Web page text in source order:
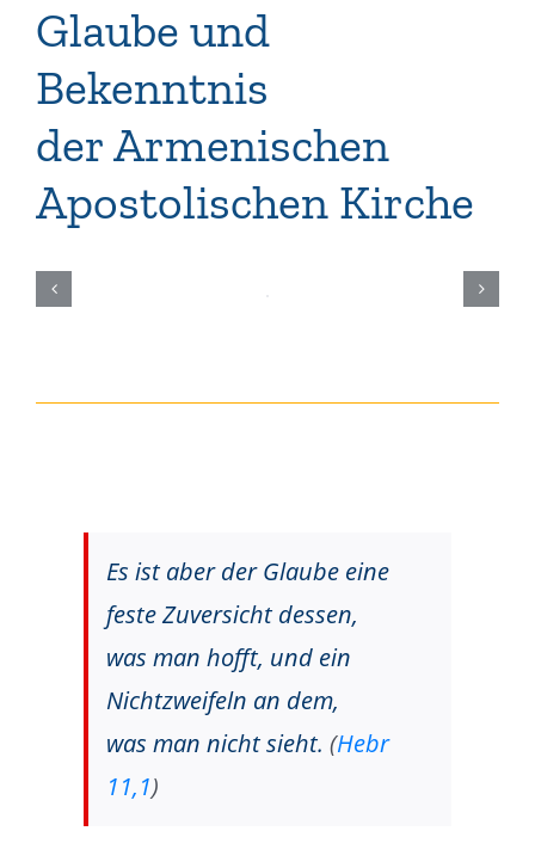
Glaube und
Bekenntnis
der Armenischen
Apostolischen Kirche
Es ist aber der Glaube eine
feste Zuversicht dessen,
was man hofft, und ein
Nichtzweifeln an dem,
was man nicht sieht. (Hebr
11,1)